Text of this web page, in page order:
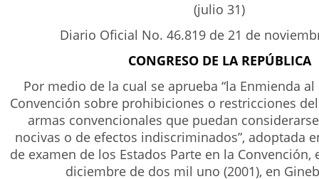
(julio 31)
Diario Oficial No. 46.819 de 21 de
CONGRESO DE LA REPÚBLICA
Por medio de la cual se aprueba “la Enmienda
Convención sobre prohibiciones o restricciones
armas convencionales que puedan
nocivas o de efectos indiscriminados”, adoptada
de examen de los Estados Parte en la Convención,
diciembre de dos mil uno (2001), en